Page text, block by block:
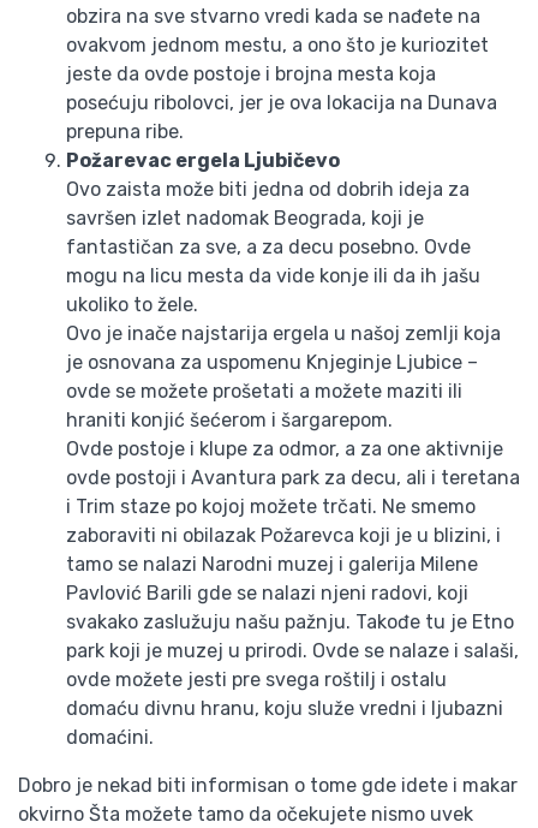
obzira na sve stvarno vredi kada se nađete na
ovakvom jednom mestu, a ono što je kuriozitet
jeste da ovde postoje i brojna mesta koja
posećuju ribolovci, jer je ova lokacija na Dunava
prepuna ribe.
Požarevac ergela Ljubičevo
Ovo zaista može biti jedna od dobrih ideja za
savršen izlet nadomak Beograda, koji je
fantastičan za sve, a za decu posebno. Ovde
mogu na licu mesta da vide konje ili da ih jašu
ukoliko to žele.
Ovo je inače najstarija ergela u našoj zemlji koja
je osnovana za uspomenu Knjeginje Ljubice –
ovde se možete prošetati a možete maziti ili
hraniti konjić šećerom i šargarepom.
Ovde postoje i klupe za odmor, a za one aktivnije
ovde postoji i Avantura park za decu, ali i teretana
i Trim staze po kojoj možete trčati. Ne smemo
zaboraviti ni obilazak Požarevca koji je u blizini, i
tamo se nalazi Narodni muzej i galerija Milene
Pavlović Barili gde se nalazi njeni radovi, koji
svakako zaslužuju našu pažnju. Takođe tu je Etno
park koji je muzej u prirodi. Ovde se nalaze i salaši,
ovde možete jesti pre svega roštilj i ostalu
domaću divnu hranu, koju služe vredni i ljubazni
domaćini.
Dobro je nekad biti informisan o tome gde idete i makar
okvirno Šta možete tamo da očekujete nismo uvek